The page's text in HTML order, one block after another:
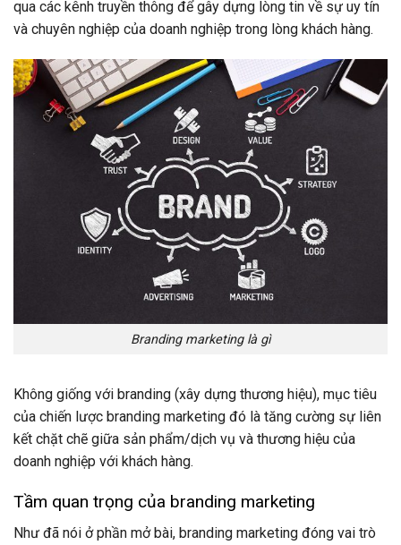
qua các kênh truyền thông để gây dựng lòng tin về sự uy tín
và chuyên nghiệp của doanh nghiệp trong lòng khách hàng.
Branding marketing là gì
Không giống với branding (xây dựng thương hiệu), mục tiêu
của chiến lược branding marketing đó là tăng cường sự liên
kết chặt chẽ giữa sản phẩm/dịch vụ và thương hiệu của
doanh nghiệp với khách hàng.
Tầm quan trọng của branding marketing
Như đã nói ở phần mở bài, branding marketing đóng vai trò